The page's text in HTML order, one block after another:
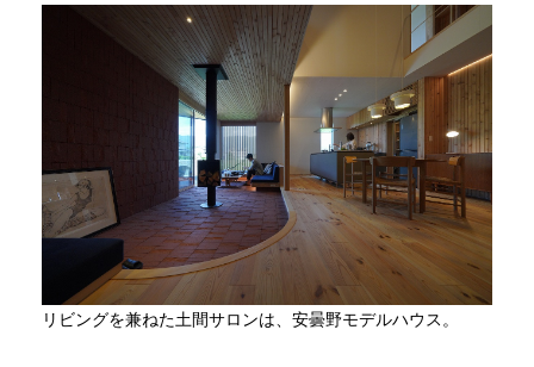
リビングを兼ねた土間サロンは、安曇野モデルハウス。